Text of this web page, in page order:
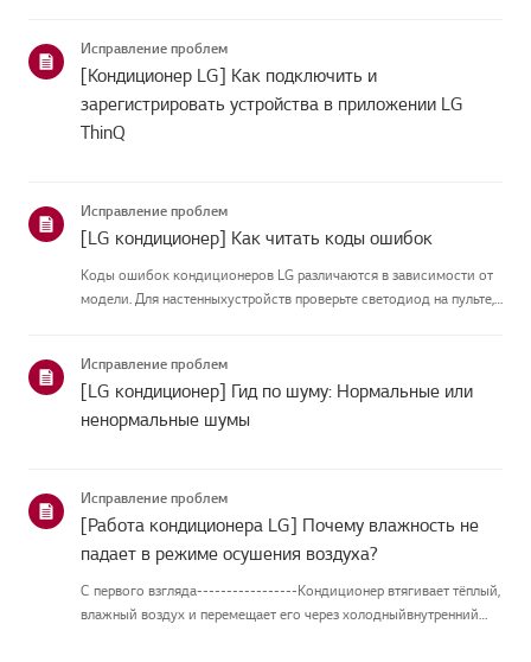
приложение для вашей ...
Исправление проблем
[Кондиционер LG] Как подключить и
зарегистрировать устройства в приложении LG
ThinQ
Исправление проблем
[LG кондиционер] Как читать коды ошибок
Коды ошибок кондиционеров LG различаются в зависимости от
модели. Для настенныхустройств проверьте светодиод на пульте,
кодов.Как проверить ...
Исправление проблем
[LG кондиционер] Гид по шуму: Нормальные или
ненормальные шумы
Исправление проблем
[Работа кондиционера LG] Почему влажность не
падает в режиме осушения воздуха?
С первого взгляда-----------------Кондиционер втягивает тёплый,
влажный воздух и перемещает его через холодныйвнутренний